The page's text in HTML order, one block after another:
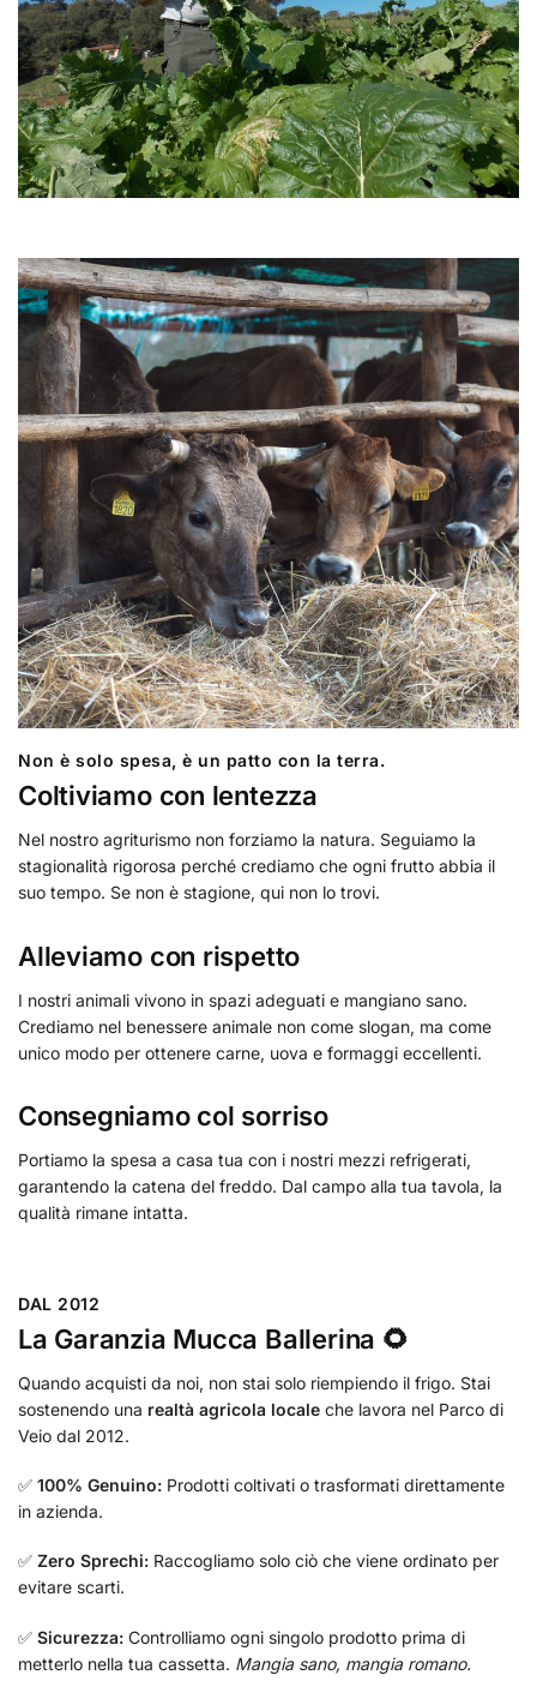
Non è solo spesa, è un patto con la terra.
Coltiviamo con lentezza
Nel nostro agriturismo non forziamo la natura. Seguiamo la
stagionalità rigorosa perché crediamo che ogni frutto abbia il
suo tempo. Se non è stagione, qui non lo trovi.
Alleviamo con rispetto
I nostri animali vivono in spazi adeguati e mangiano sano.
Crediamo nel benessere animale non come slogan, ma come
unico modo per ottenere carne, uova e formaggi eccellenti.
Consegniamo col sorriso
Portiamo la spesa a casa tua con i nostri mezzi refrigerati,
garantendo la catena del freddo. Dal campo alla tua tavola, la
qualità rimane intatta.
DAL 2012
La Garanzia Mucca Ballerina 🌻
Quando acquisti da noi, non stai solo riempiendo il frigo. Stai
sostenendo una realtà agricola locale che lavora nel Parco di
Veio dal 2012.
✅ 100% Genuino: Prodotti coltivati o trasformati direttamente
in azienda.
✅ Zero Sprechi: Raccogliamo solo ciò che viene ordinato per
evitare scarti.
✅ Sicurezza: Controlliamo ogni singolo prodotto prima di
metterlo nella tua cassetta. Mangia sano, mangia romano.